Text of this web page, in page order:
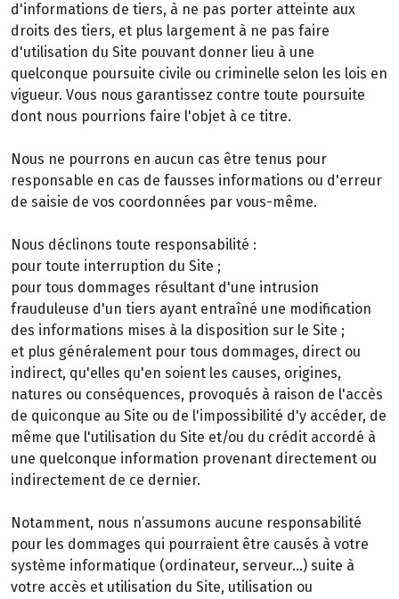
d'informations de tiers, à ne pas porter atteinte aux
droits des tiers, et plus largement à ne pas faire
d'utilisation du Site pouvant donner lieu à une
quelconque poursuite civile ou criminelle selon les lois en
vigueur. Vous nous garantissez contre toute poursuite
dont nous pourrions faire l'objet à ce titre.
Nous ne pourrons en aucun cas être tenus pour
responsable en cas de fausses informations ou d'erreur
de saisie de vos coordonnées par vous-même.
Nous déclinons toute responsabilité :
pour toute interruption du Site ;
pour tous dommages résultant d'une intrusion
frauduleuse d'un tiers ayant entraîné une modification
des informations mises à la disposition sur le Site ;
et plus généralement pour tous dommages, direct ou
indirect, qu'elles qu'en soient les causes, origines,
natures ou conséquences, provoqués à raison de l'accès
de quiconque au Site ou de l'impossibilité d'y accéder, de
même que l'utilisation du Site et/ou du crédit accordé à
une quelconque information provenant directement ou
indirectement de ce dernier.
Notamment, nous n’assumons aucune responsabilité
pour les dommages qui pourraient être causés à votre
système informatique (ordinateur, serveur…) suite à
votre accès et utilisation du Site, utilisation ou